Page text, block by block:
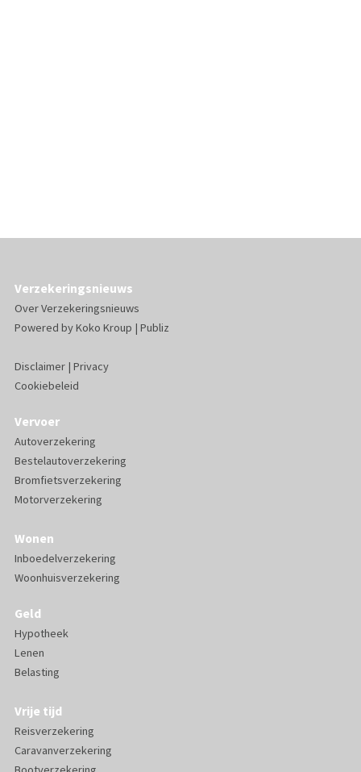
Verzekeringsnieuws
Over Verzekeringsnieuws
Powered byKoko Kroup | Publiz
Disclaimer| Privacy
Cookiebeleid
Vervoer
Autoverzekering
Bestelautoverzekering
Bromfietsverzekering
Motorverzekering
Wonen
Inboedelverzekering
Woonhuisverzekering
Geld
Hypotheek
Lenen
Belasting
Vrije tijd
Reisverzekering
Caravanverzekering